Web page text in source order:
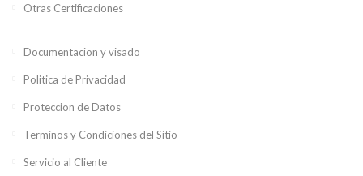
Otras Certificaciones
Documentacion y visado
Politica de Privacidad
Proteccion de Datos
Terminos y Condiciones del Sitio
Servicio al Cliente